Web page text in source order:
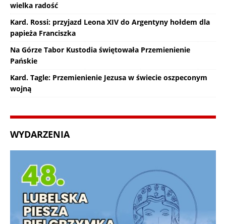
wielka radość
Kard. Rossi: przyjazd Leona XIV do Argentyny hołdem dla
papieża Franciszka
Na Górze Tabor Kustodia świętowała Przemienienie
Pańskie
Kard. Tagle: Przemienienie Jezusa w świecie oszpeconym
wojną
WYDARZENIA